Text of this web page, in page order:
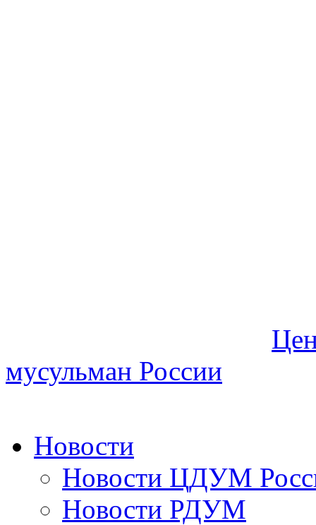
мусульман России
Новости
Новости ЦДУМ
Новости РДУМ